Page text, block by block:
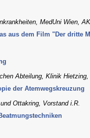
MedUni Wien,
aus dem Film "Der dritte
Abteilung, Klinik Hietzing,
der Atemwegskreuzung
Ottakring, Vorstand i.R.